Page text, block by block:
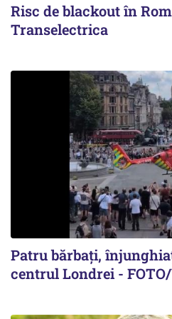
Risc de blackout în
Transelectrica
Patru bărbați,
centrul Londrei -